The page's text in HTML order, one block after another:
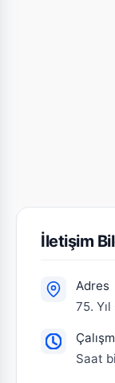
İletişim
Adres
75.
Saat